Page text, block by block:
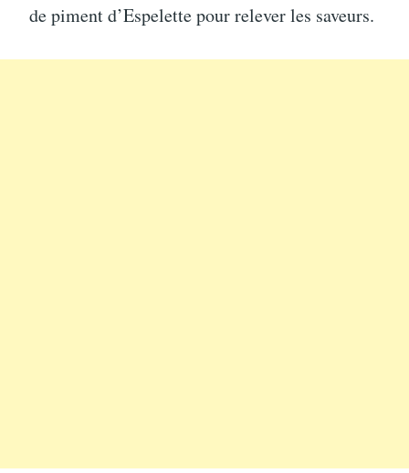
de piment d’Espelette pour relever les saveurs.